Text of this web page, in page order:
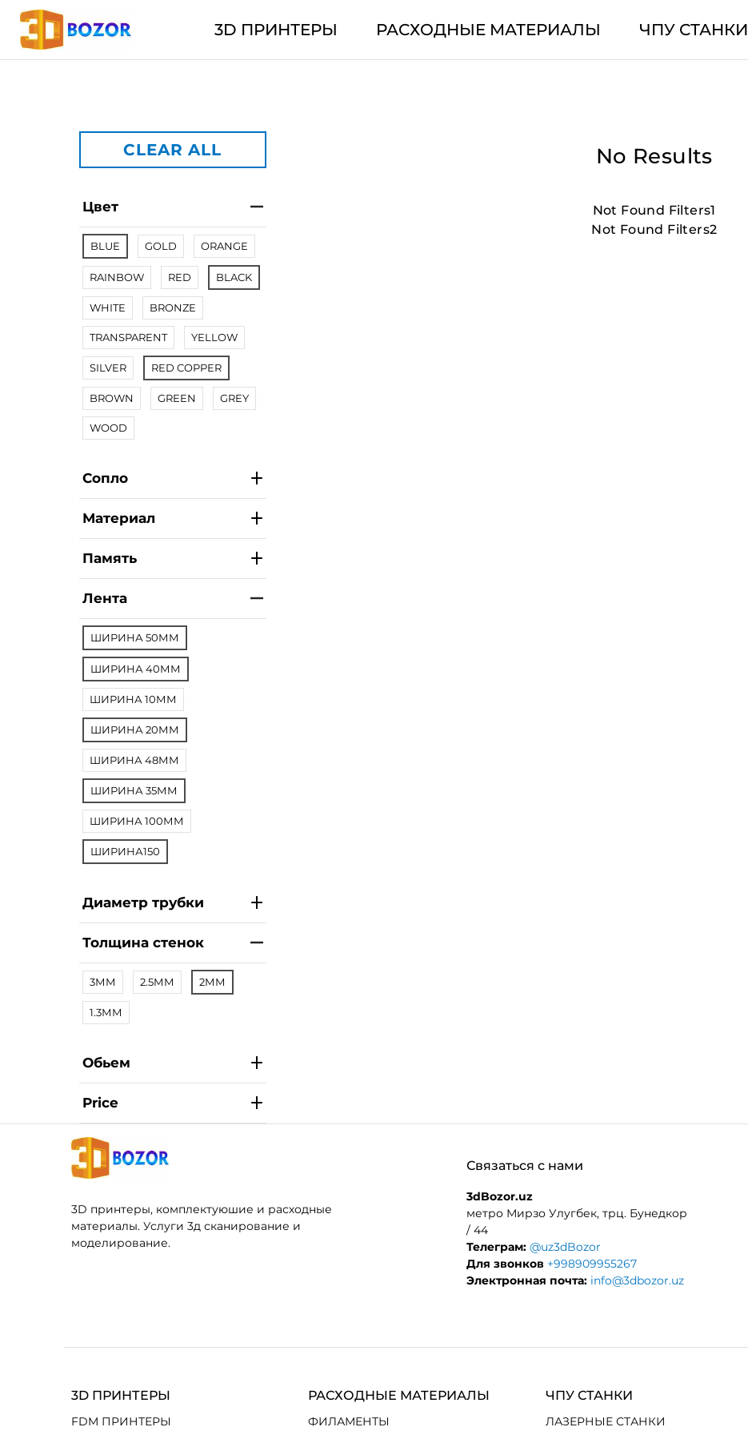
3D ПРИНТЕРЫ РАСХОДНЫЕ МАТЕРИАЛЫ ЧПУ СТАНКИ
CLEAR ALL
Цвет
BLUE GOLD ORANGE
RAINBOW RED BLACK
WHITE BRONZE
TRANSPARENT YELLOW
SILVER RED COPPER
BROWN GREEN GREY
WOOD
Сопло
Материал
Память
Лента
ШИРИНА 50ММ
ШИРИНА 40ММ
ШИРИНА 10ММ
ШИРИНА 20ММ
ШИРИНА 48ММ
ШИРИНА 35ММ
ШИРИНА 100ММ
ШИРИНА150
Диаметр трубки
Толщина стенок
3ММ 2.5ММ 2ММ
1.3ММ
Обьем
Price
No Results
Not Found Filters1
Not Found Filters2
3D принтеры, комплектуюшие и расходные
материалы. Услуги 3д сканирование и
моделирование.
Связаться с нами
3dBozor.uz
метро Мирзо Улугбек, трц. Бунедкор
/ 44
Телеграм: @uz3dBozor
Для звонков +998909955267
Электронная почта: info@3dbozor.uz
3D ПРИНТЕРЫ
FDM ПРИНТЕРЫ
РАСХОДНЫЕ МАТЕРИАЛЫ
ФИЛАМЕНТЫ
ЧПУ СТАНКИ
ЛАЗЕРНЫЕ СТАНКИ